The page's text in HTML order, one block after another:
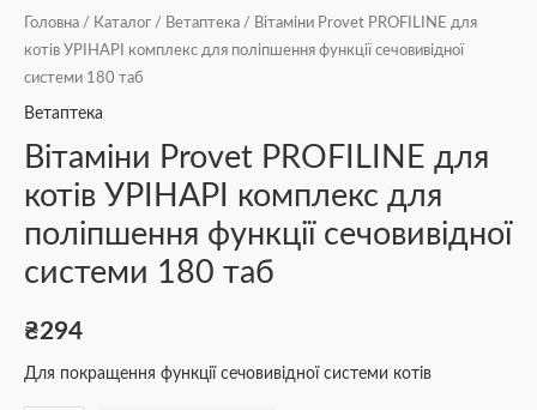
Головна / Каталог / Ветаптека / Вітаміни Provet PROFILINE для
котів УРІНАРІ комплекс для поліпшення функції сечовивідної
системи 180 таб
Ветаптека
Вітаміни Provet PROFILINE для
котів УРІНАРІ комплекс для
поліпшення функції сечовивідної
системи 180 таб
₴294
Для покращення функції сечовивідної системи котів